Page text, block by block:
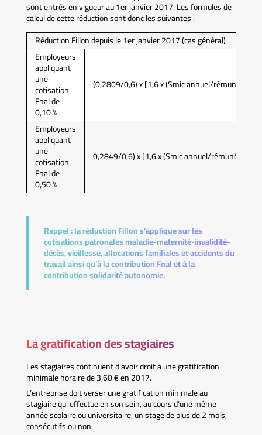
sont entrés en vigueur au 1er janvier 2017. Les formules de
calcul de cette réduction sont donc les suivantes :
Réduction Fillon depuis le 1er janvier 2017 (cas général)
Employeurs
appliquant
une
cotisation
Fnal de
0,10 %
(0,2809/0,6) x [1,6 x (Smic annuel/
Employeurs
appliquant
une
cotisation
Fnal de
0,50 %
0,2849/0,6) x [1,6 x (Smic annuel/rémunération
Rappel :la réduction Fillon s’applique sur les
cotisations patronales maladie-maternité-invalidité-
décès, vieillesse, allocations familiales et accidents du
travail ainsi qu’à la contribution Fnal et à la
contribution solidarité autonomie.
La gratification des stagiaires
Les stagiaires continuent d’avoir droit à une gratification
minimale horaire de 3,60 € en 2017.
L’entreprise doit verser une gratification minimale au
stagiaire qui effectue en son sein, au cours d’une même
année scolaire ou universitaire, un stage de plus de 2 mois,
consécutifs ou non.